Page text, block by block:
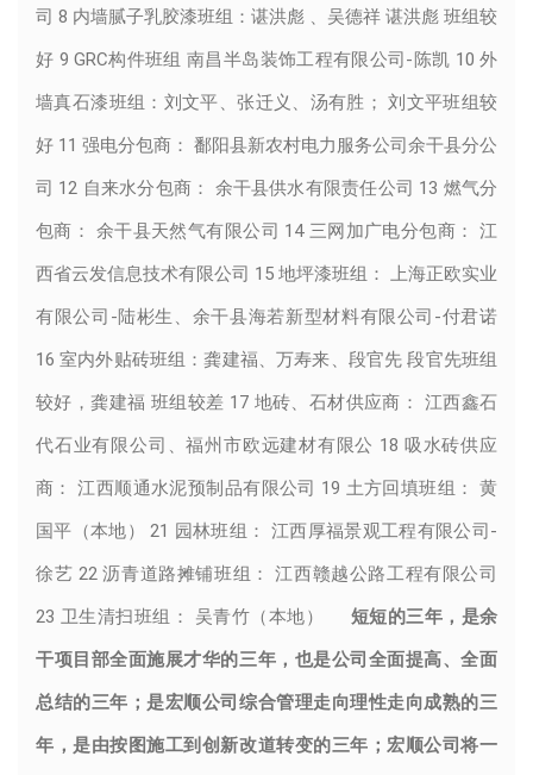
司 8 内墙腻子乳胶漆班组：谌洪彪 、吴德祥 谌洪彪 班组较
好 9 GRC构件班组 南昌半岛装饰工程有限公司-陈凯 10 外
墙真石漆班组：刘文平、张迁义、汤有胜； 刘文平班组较
好 11 强电分包商： 鄱阳县新农村电力服务公司余干县分公
司 12 自来水分包商： 余干县供水有限责任公司 13 燃气分
包商： 余干县天然气有限公司 14 三网加广电分包商： 江
西省云发信息技术有限公司 15 地坪漆班组： 上海正欧实业
有限公司-陆彬生、余干县海若新型材料有限公司-付君诺
16 室内外贴砖班组：龚建福、万寿来、段官先 段官先班组
较好，龚建福 班组较差 17 地砖、石材供应商： 江西鑫石
代石业有限公司、福州市欧远建材有限公 18 吸水砖供应
商： 江西顺通水泥预制品有限公司 19 土方回填班组： 黄
国平（本地） 21 园林班组： 江西厚福景观工程有限公司-
徐艺 22 沥青道路摊铺班组： 江西赣越公路工程有限公司
23 卫生清扫班组： 吴青竹（本地）
短短的三年，是余
干项目部全面施展才华的三年，也是公司全面提高、全面
总结的三年；是宏顺公司综合管理走向理性走向成熟的三
年，是由按图施工到创新改道转变的三年；宏顺公司将一